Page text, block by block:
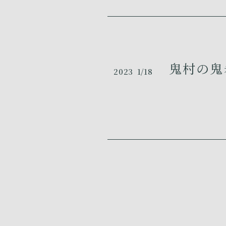
2023 1/18 鬼村の